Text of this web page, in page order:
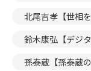
北尾吉孝【世相を
鈴木康弘【デジ
孫泰蔵【孫泰蔵